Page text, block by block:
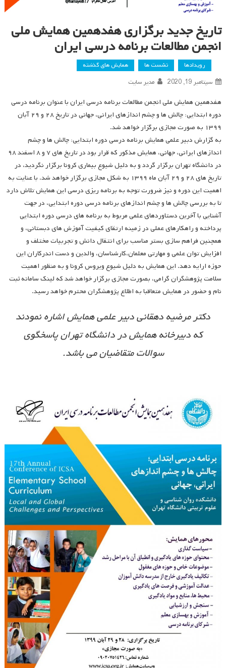
تاریخ جدید برگزاری هفدهمین همایش ملی
انجمن مطالعات برنامه درسی ایران
رویدادها نشست ها همایش های گذشته
سپتامبر 19, 2020 مدیر سایت
هفدهمین همایش ملی انجمن مطالعات برنامه درسی ایران با عنوان برنامه درسی
دوره ابتدایی: چالش ها و چشم اندازهای ایرانی، جهانی در تاریخ ۲۸ و ۲۹ آبان
۱۳۹۹ به صورت مجازی برگزار خواهد شد.
به گزارش دبیر علمی همایش برنامه درسی دوره ابتدایی: چالش ها و چشم
اندازهای ایرانی، جهانی، همایش مذکور که قرار بود در تاریخ های ۷ و ۸ اسفند ۹۸
در دانشگاه تهران برگزار گردد و به دلیل شیوع بیماری کرونا برگزار نگردید، در
تاریخ های ۲۸ و ۲۹ آبان ماه ۱۳۹۹ به شکل مجازی برگزار خواهد شد. با عنایت به
اهمیت این دوره و نیز ضرورت توجه به برنامه ریزی درسی این همایش تلاش دارد
تا به بررسی چالش ها و چشم اندازهای برنامه درسی دوره ابتدایی، در جهت
آشنایی با آخرین دستاوردهای علمی مربوط به برنامه های درسی دوره ابتدایی
پرداخته و راهکارهای عملی در زمینه ارتقای کیفیت آموزش های دبستانی، و
همچنین فراهم سازی بستر مناسب برای انتقال دانش و تجربیات مختلف و
افزایش توان علمی و مهارتی معلمان،کارشناسان، والدین و دست اندرکاران این
حوزه ارایه دهد. این همایش به دلیل شیوع ویروس کرونا و به منظور اهمیت
سلامت پژوهشگران گرامی، بصورت مجازی برگزار خواهد شد که لینک سامانه ثبت
نام و حضور در همایش متعاقبا به اطلاع پژوهشگران محترم خواهد رسید.
دکتر مرضیه دهقانی دبیر علمی همایش اشاره نمودند
که دبیرخانه همایش در دانشگاه تهران پاسخگوی
سوالات متقاضیان می باشد.